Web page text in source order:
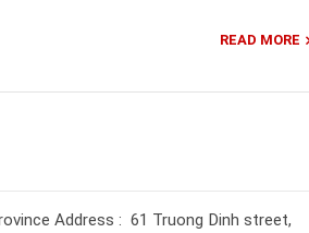
READ MORE
Address : 61 Truong Dinh street,